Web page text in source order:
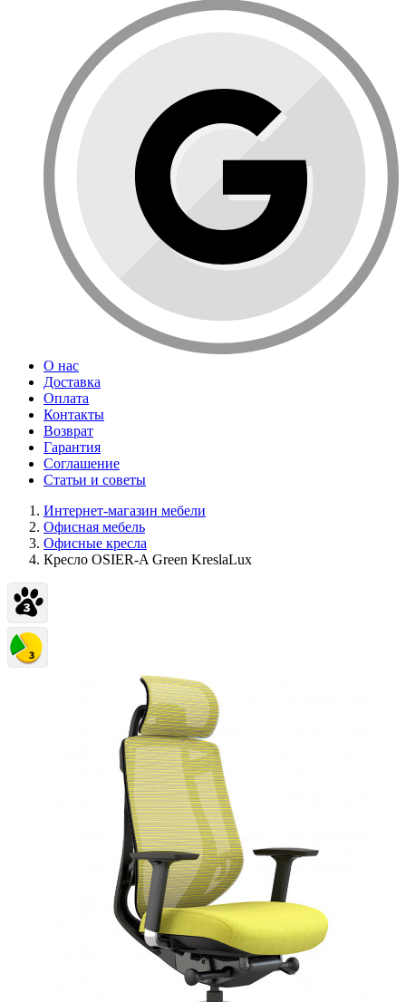
О нас
Доставка
Оплата
Контакты
Возврат
Гарантия
Соглашение
Статьи и советы
Интернет-магазин мебели
Офисная мебель
Офисные кресла
Кресло OSIER-A Green KreslaLux